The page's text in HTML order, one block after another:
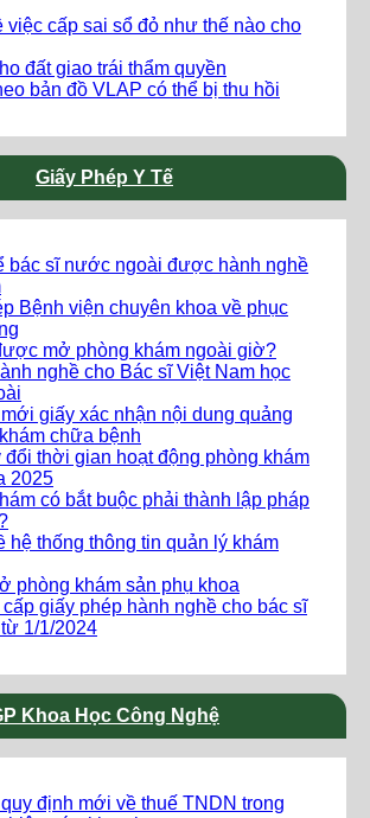
việc cấp sai sổ đỏ như thế nào cho
đất giao trái thẩm quyền
bản đồ VLAP có thể bị thu hồi
Giấy Phép Y Tế
bác sĩ nước ngoài được hành nghề
Bệnh viện chuyên khoa về phục
mở phòng khám ngoài giờ?
nghề cho Bác sĩ Việt Nam học
giấy xác nhận nội dung quảng
chữa bệnh
đổi thời gian hoạt động phòng khám
2025
có bắt buộc phải thành lập pháp
hệ thống thông tin quản lý khám
phòng khám sản phụ khoa
giấy phép hành nghề cho bác sĩ
1/1/2024
Khoa Học Công Nghệ
định mới về thuế TNDN trong